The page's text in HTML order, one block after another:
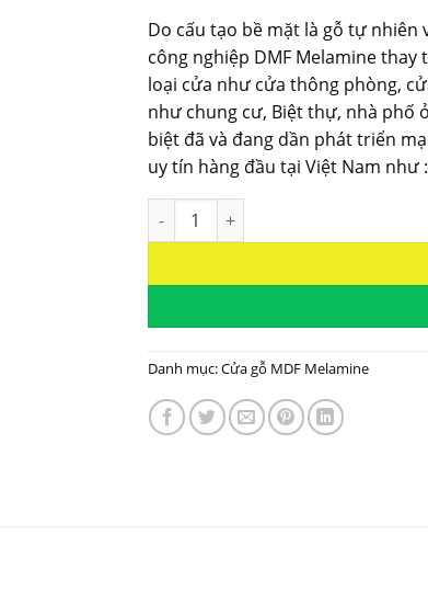
Do cấu tạo bề mặt là gỗ tự nhiên
công nghiệp DMF Melamine
loại cửa như cửa thông phòng,
như chung cư, Biệt thự, nhà phố
biệt đã và đang dần phát triển
uy tín hàng đầu tại Việt Nam
Cửa gỗ công nghiệp MDF phủ
Danh mục:Cửa gỗ MDF Melamine